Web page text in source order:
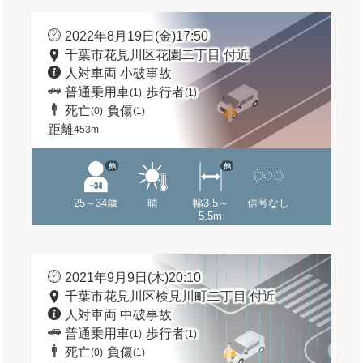
2022年8月19日(金)17:50
千葉市花見川区花園二丁目 付近
人対車両 小破事故
普通乗用車(1) 歩行者(1)
死亡(0) 負傷(1)
距離453m
25～34歳
他
晴
幅3.5～
5.5m
他
信号なし
2021年9月9日(木)20:10
千葉市花見川区検見川町二丁目 付近
人対車両 中破事故
普通乗用車(1) 歩行者(1)
死亡(0) 負傷(1)